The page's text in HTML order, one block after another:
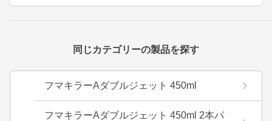
同じカテゴリーの製品を探す
フマキラーAダブルジェット 450ml
フマキラーAダブルジェット 450ml 2本パ